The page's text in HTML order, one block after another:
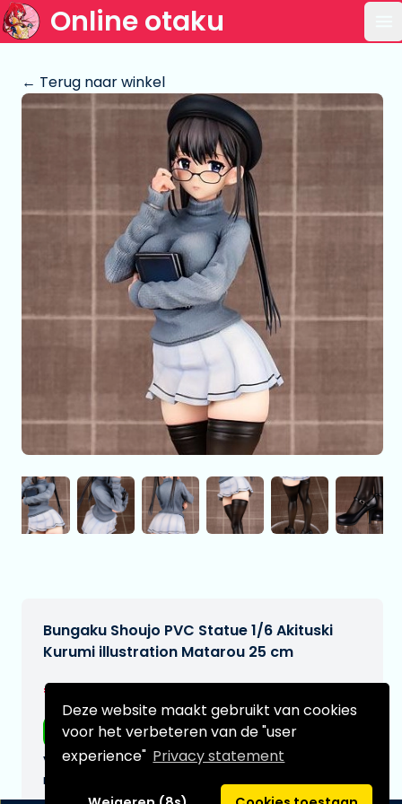
Deze website maakt gebruikt van cookies
voor het verbeteren van de "user
experience" Privacy statement
Online otaku
← Terug naar winkel
Bungaku Shoujo PVC Statue 1/6 Akituski
Kurumi illustration Matarou 25 cm
€339,99
Gratis verzending
Verwachtte leverdatum:
n.v.t.